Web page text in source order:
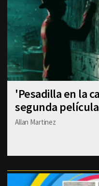
'Pesadilla en la
segunda película
Allan Martinez